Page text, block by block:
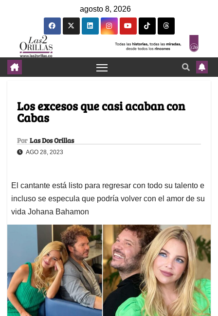
agosto 8, 2026
Los excesos que casi acaban con
Cabas
Por Las Dos Orillas
AGO 28, 2023
El cantante está listo para regresar con todo su talento e
incluso se especula que podría volver con el amor de su
vida Johana Bahamon